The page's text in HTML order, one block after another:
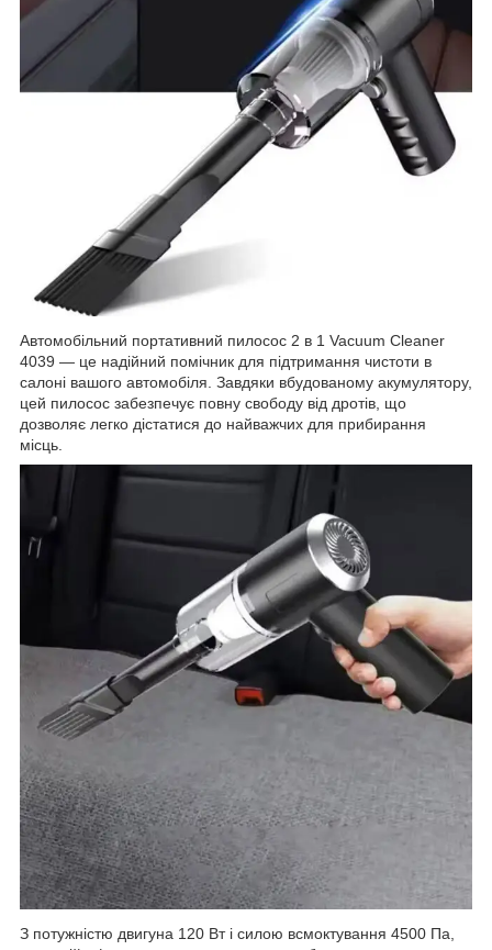
Автомобільний портативний пилосос 2 в 1 Vacuum Cleaner
4039 — це надійний помічник для підтримання чистоти в
салоні вашого автомобіля. Завдяки вбудованому акумулятору,
цей пилосос забезпечує повну свободу від дротів, що
дозволяє легко дістатися до найважчих для прибирання
місць.
З потужністю двигуна 120 Вт і силою всмоктування 4500 Па,